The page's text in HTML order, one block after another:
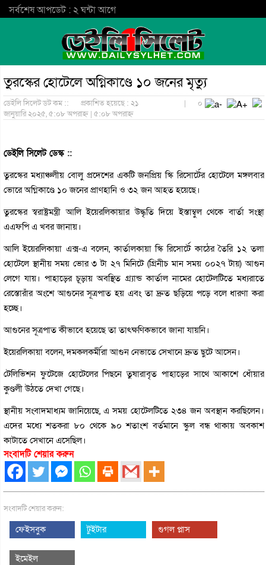
সর্বশেষ আপডেট : ২ ঘন্টা আগে
তুরস্কের হোটেলে অগ্নিকাণ্ডে ১০ জনের মৃত্যু
ডেইলি সিলেট ডট কম ::
প্রকাশিত হয়েছে : ২১
জানুয়ারি ২০২৫, ৫:০৮ অপরাহ্ন | ৫:০৮ অপরাহ্ন
| ০
ডেইলি সিলেট ডেস্ক ::
তুরস্কের মধ্যাঞ্চলীয় বোলু প্রদেশের একটি জনপ্রিয় স্কি রিসোর্টের হোটেলে মঙ্গলবার
ভোরে অগ্নিকাণ্ডে ১০ জনের প্রাণহানি ও ৩২ জন আহত হয়েছে।
তুরস্কের স্বরাষ্ট্রমন্ত্রী আলি ইয়েরলিকায়ার উদ্ধৃতি দিয়ে ইস্তাম্বুল থেকে বার্তা সংস্থা
এএফপি এ খবর জানায়।
আলি ইয়েরলিকায়া এক্স-এ বলেন, কার্তালকায়া স্কি রিসোর্টে কাঠের তৈরি ১২ তলা
হোটেলে স্থানীয় সময় ভোর ৩ টা ২৭ মিনিটে (গ্রিনীচ মান সময় ০০২৭ টায়) আগুন
লেগে যায়। পাহাড়ের চূড়ায় অবস্থিত গ্র্যান্ড কার্তাল নামের হোটেলটিতে মধ্যরাতে
রেস্তোরাঁর অংশে আগুনের সূত্রপাত হয় এবং তা দ্রুত ছড়িয়ে পড়ে বলে ধারণা করা
হচ্ছে।
আগুনের সূত্রপাত কীভাবে হয়েছে তা তাৎক্ষণিকভাবে জানা যায়নি।
ইয়েরলিকায়া বলেন, দমকলকর্মীরা আগুন নেভাতে সেখানে দ্রুত ছুটে আসেন।
টেলিভিশন ফুটেজে হোটেলের পিছনে তুষারাবৃত পাহাড়ের সাথে আকাশে ধোঁয়ার
কুণ্ডলী উঠতে দেখা গেছে।
স্থানীয় সংবাদমাধ্যম জানিয়েছে, এ সময় হোটেলটিতে ২৩৪ জন অবস্থান করছিলেন।
এদের মধ্যে শতকরা ৮০ থেকে ৯০ শতাংশ বর্তমানে স্কুল বন্ধ থাকায় অবকাশ
কাটাতে সেখানে এসেছিল।
সংবাদটি শেয়ার করুন
সংবাদটি শেয়ার করুন:
ফেইসবুক টুইটার গুগল প্লাস
ইমেইল